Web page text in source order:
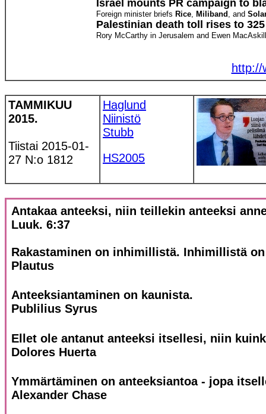
Israel mounts PR campaign to
Foreign minister briefs Rice Miliband , and
Palestinian death toll rises to
Rory McCarthy in Jerusalem and Ewen
http://
TAMMIKUU
2015.
Tiistai 2015-01-
27 N:o 1812
Haglund
Niinistö
Stubb
HS2005
Antakaa anteeksi, niin teillekin anteeksi
Luuk. 6:37
Rakastaminen on inhimillistä. Inhimillistä
Plautus
Anteeksiantaminen on kaunista.
Publilius Syrus
Ellet ole antanut anteeksi itsellesi, niin
Dolores Huerta
Ymmärtäminen on anteeksiantoa - jopa
Alexander Chase